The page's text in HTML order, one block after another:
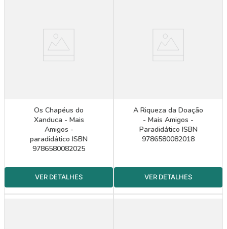
Os Chapéus do
Xanduca - Mais
Amigos -
paradidático ISBN
9786580082025
A Riqueza da Doação
- Mais Amigos -
Paradidático ISBN
9786580082018